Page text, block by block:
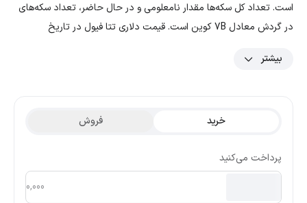
است. تعداد کل سکه‌ها مقدار نامعلومی و در حال حاضر، تعداد سکه‌های
در گردش معادل 7B کوین است. قیمت دلاری تتا فیول در تاریخ
بیشتر
خرید فروش
پرداخت می‌کنید